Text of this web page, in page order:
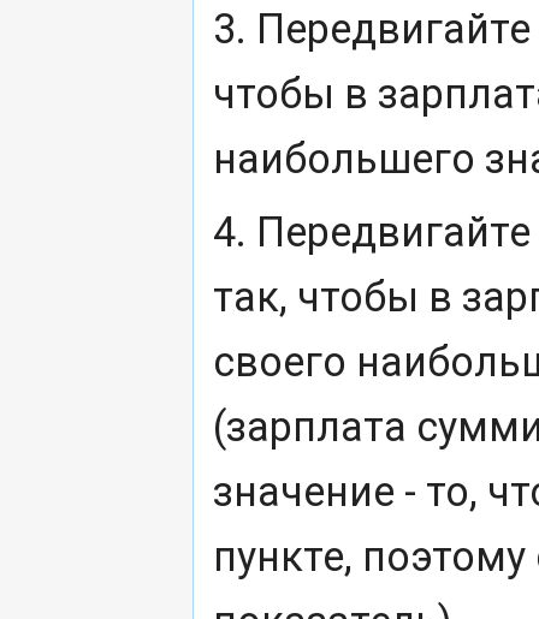
3.
чтобы в
наибольшего
4.
так, чтобы в
своего
(зарплата
значение - то,
пункте,